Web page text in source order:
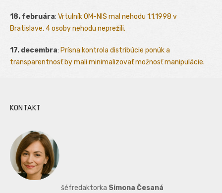
18. februára: Vrtulník OM-NIS mal nehodu 1.1.1998 v
Bratislave, 4 osoby nehodu neprežili.
17. decembra: Prísna kontrola distribúcie ponúk a
transparentnosť by mali minimalizovať možnosť manipulácie.
KONTAKT
šéfredaktorka Simona Česaná